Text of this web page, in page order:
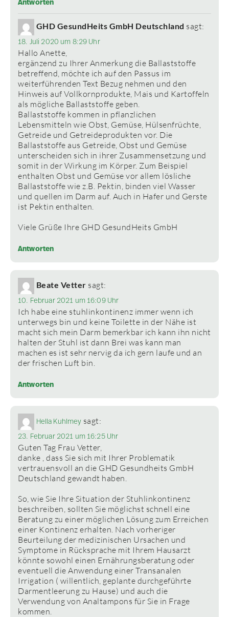
GHD GesundHeits GmbH Deutschland sagt:
18. Juli 2020 um 8:29 Uhr
Hallo Anette,
ergänzend zu Ihrer Anmerkung die Ballaststoffe
betreffend, möchte ich auf den Passus im
weiterführenden Text Bezug nehmen und den
Hinweis auf Vollkornprodukte, Mais und Kartoffeln
als mögliche Ballaststoffe geben.
Ballaststoffe kommen in pflanzlichen
Lebensmitteln wie Obst, Gemüse, Hülsenfrüchte,
Getreide und Getreideprodukten vor. Die
Ballaststoffe aus Getreide, Obst und Gemüse
unterscheiden sich in ihrer Zusammensetzung und
somit in der Wirkung im Körper. Zum Beispiel
enthalten Obst und Gemüse vor allem lösliche
Ballaststoffe wie z.B. Pektin, binden viel Wasser
und quellen im Darm auf. Auch in Hafer und Gerste
ist Pektin enthalten.
Viele Grüße Ihre GHD GesundHeits GmbH
Antworten
Beate Vetter sagt:
10. Februar 2021 um 16:09 Uhr
Ich habe eine stuhlinkontinenz immer wenn ich
unterwegs bin und keine Toilette in der Nähe ist
macht sich mein Darm bemerkbar ich kann ihn nicht
halten der Stuhl ist dann Brei was kann man
machen es ist sehr nervig da ich gern laufe und an
der frischen Luft bin.
Antworten
Hella Kuhlmey sagt:
23. Februar 2021 um 16:25 Uhr
Guten Tag Frau Vetter,
danke , dass Sie sich mit Ihrer Problematik
vertrauensvoll an die GHD Gesundheits GmbH
Deutschland gewandt haben.
So, wie Sie Ihre Situation der Stuhlinkontinenz
beschreiben, sollten Sie möglichst schnell eine
Beratung zu einer möglichen Lösung zum Erreichen
einer Kontinenz erhalten. Nach vorheriger
Beurteilung der medizinischen Ursachen und
Symptome in Rücksprache mit Ihrem Hausarzt
könnte sowohl einen Ernährungsberatung oder
eventuell die Anwendung einer Transanalen
Irrigation ( willentlich, geplante durchgeführte
Darmentleerung zu Hause) und auch die
Verwendung von Analtampons für Sie in Frage
kommen.